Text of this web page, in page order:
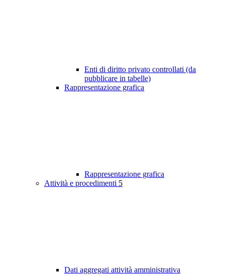
Enti di diritto privato controllati (da
pubblicare in tabelle)
Rappresentazione grafica
Rappresentazione grafica
Attività e procedimenti 5
Dati aggregati attività amministrativa